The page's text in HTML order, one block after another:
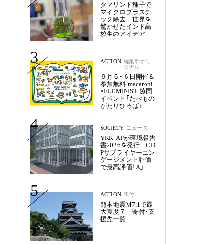
タマリンド種子で
マイクロプラスチ
ック除去 世界を
驚かせたインド高
校生のアイデア
3 ACTION 編集部オリ
ジナル
９月５・６日開催＆
参加無料 macaroni
×ELEMINIST 協同
イベント「たべもの
がたりひろば」
4 SOCIETY ニュース
YKK APが環境報告
書2026を発行 CD
Pサプライヤーエン
ゲージメント評価
で最高評価「A」を
5 ACTION 寄付
熊本地震M7.1で最
大震度７ 寄付・支
援先一覧